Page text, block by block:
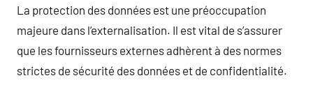
La protection des données est une préoccupation
majeure dans l’externalisation. Il est vital de s’assurer
que les fournisseurs externes adhèrent à des normes
strictes de sécurité des données et de confidentialité.